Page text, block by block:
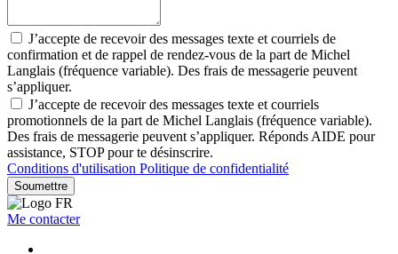
J’accepte de recevoir des messages texte et courriels de
confirmation et de rappel de rendez-vous de la part de Michel
Langlais (fréquence variable). Des frais de messagerie peuvent
s’appliquer.
J’accepte de recevoir des messages texte et courriels
promotionnels de la part de Michel Langlais (fréquence variable).
Des frais de messagerie peuvent s’appliquer. Réponds AIDE pour
assistance, STOP pour te désinscrire.
Conditions d'utilisation Politique de confidentialité
Soumettre
Me contacter